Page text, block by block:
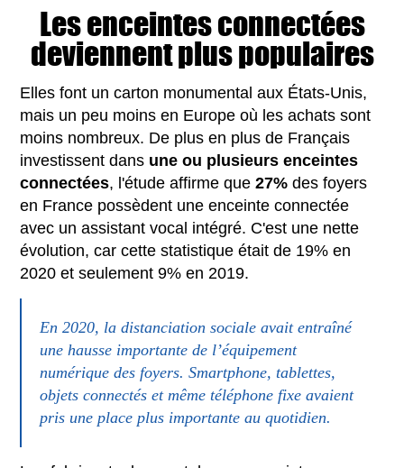
Les enceintes connectées
deviennent plus populaires
Elles font un carton monumental aux États-Unis,
mais un peu moins en Europe où les achats sont
moins nombreux. De plus en plus de Français
investissent dans une ou plusieurs enceintes
connectées, l'étude affirme que27% des foyers
en France possèdent une enceinte connectée
avec un assistant vocal intégré. C'est une nette
évolution, car cette statistique était de 19% en
2020 et seulement 9% en 2019.
En 2020, la distanciation sociale avait entraîné
une hausse importante de l’équipement
numérique des foyers. Smartphone, tablettes,
objets connectés et même téléphone fixe avaient
pris une place plus importante au quotidien.